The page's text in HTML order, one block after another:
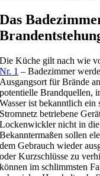
Das
Die Küche gilt nach wie
Nr. 1 – Badezimmer
Ausgangsort für Brände
potentielle Brandquellen,
Wasser ist bekanntlich ein
Stromnetz betriebene
Lockenwickler nicht in die
Bekanntermaßen sollen
dem Gebrauch wieder
oder Kurzschlüsse zu
können im schlimmsten